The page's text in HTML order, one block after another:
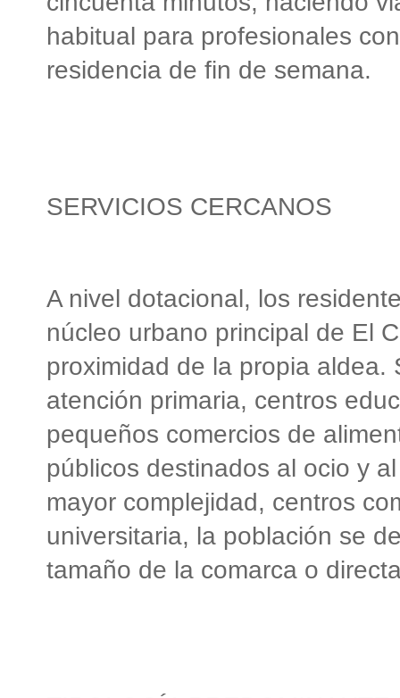
habitual para profesionales
residencia de fin de semana.
SERVICIOS CERCANOS
A nivel dotacional, los
núcleo urbano principal de El
proximidad de la propia
atención primaria, centros
pequeños comercios de
públicos destinados al ocio y
mayor complejidad, centros
universitaria, la población se
tamaño de la comarca o